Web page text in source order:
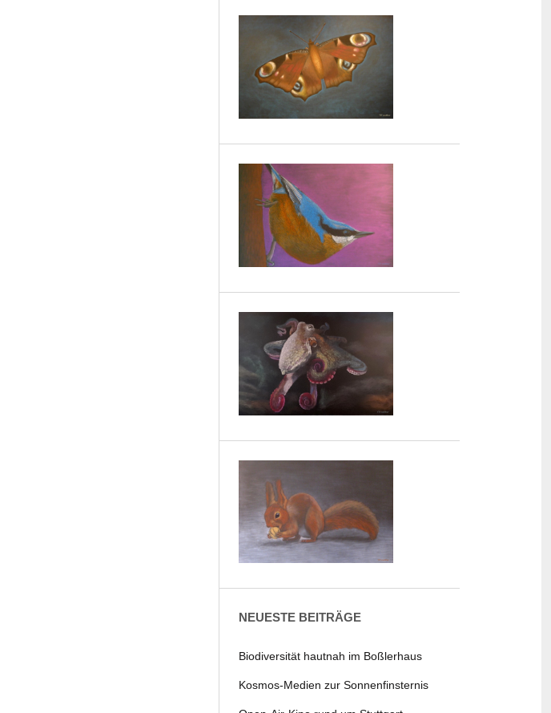
NEUESTE BEITRÄGE
Biodiversität hautnah im Boßlerhaus
Kosmos-Medien zur Sonnenfinsternis